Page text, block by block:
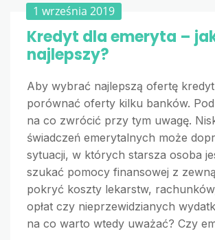
1 września 2019
Kredyt dla emeryta –
najlepszy?
Aby wybrać najlepszą ofertę
porównać oferty kilku banków.
na co zwrócić przy tym uwagę.
świadczeń emerytalnych może
sytuacji, w których starsza osoba
szukać pomocy finansowej z
pokryć koszty lekarstw,
opłat czy nieprzewidzianych
na co warto wtedy uważać? Czy